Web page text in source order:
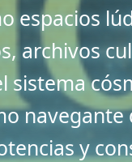
espacios
archivos
sistema
y